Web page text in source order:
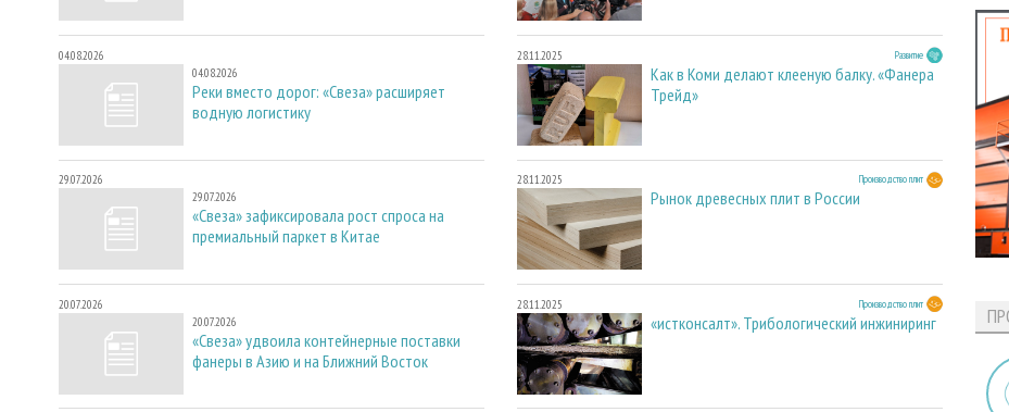
04.08.2026
04.08.2026
Реки вместо дорог: «Свеза» расширяет
водную логистику
29.07.2026
29.07.2026
«Свеза» зафиксировала рост спроса на
премиальный паркет в Китае
20.07.2026
20.07.2026
«Свеза» удвоила контейнерные поставки
фанеры в Азию и на Ближний Восток
28.11.2025 Развитие
Как в Коми делают клееную балку. «Фанера
Трейд»
28.11.2025 Производство плит
Рынок древесных плит в России
28.11.2025 Производство плит
«истконсалт». Трибологический инжиниринг